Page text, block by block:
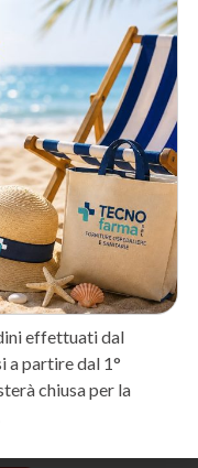
una sostituzione rapida
per l’utilizzo in
visita garantendo
i trattamenti corpo
trattamento durante le
effettuati dal
a partire dal 1°
chiusa per la